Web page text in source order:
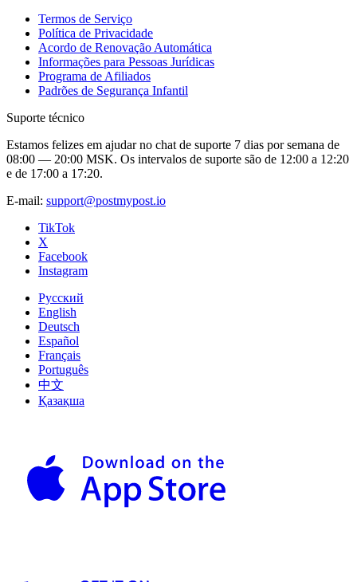
Termos de Serviço
Política de Privacidade
Acordo de Renovação Automática
Informações para Pessoas Jurídicas
Programa de Afiliados
Padrões de Segurança Infantil
Suporte técnico
Estamos felizes em ajudar no chat de suporte 7 dias por semana de
08:00 — 20:00 MSK. Os intervalos de suporte são de 12:00 a 12:20
e de 17:00 a 17:20.
E-mail: support@postmypost.io
TikTok
X
Facebook
Instagram
Русский
English
Deutsch
Español
Français
Português
中文
Қазақша